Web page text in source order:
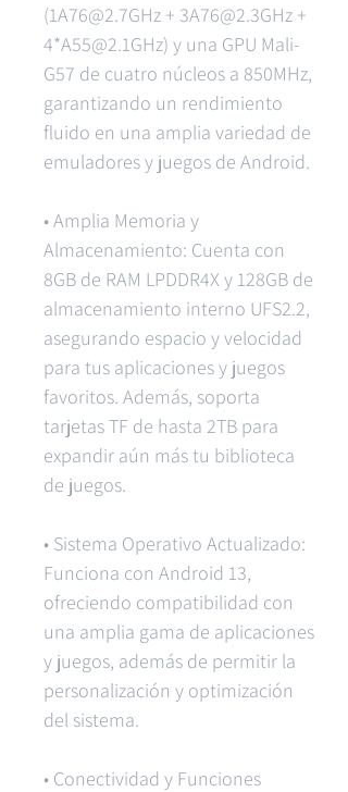
(1A76@2.7GHz + 3A76@2.3GHz +
4*A55@2.1GHz) y una GPU Mali-
G57 de cuatro núcleos a 850MHz,
garantizando un rendimiento
fluido en una amplia variedad de
emuladores y juegos de Android.
• Amplia Memoria y
Almacenamiento: Cuenta con
8GB de RAM LPDDR4X y 128GB de
almacenamiento interno UFS2.2,
asegurando espacio y velocidad
para tus aplicaciones y juegos
favoritos. Además, soporta
tarjetas TF de hasta 2TB para
expandir aún más tu biblioteca
de juegos.
• Sistema Operativo Actualizado:
Funciona con Android 13,
ofreciendo compatibilidad con
una amplia gama de aplicaciones
y juegos, además de permitir la
personalización y optimización
del sistema.
• Conectividad y Funciones